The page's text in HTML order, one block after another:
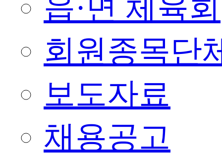
읍·면 체육회
회원종목단
보도자료
채용공고